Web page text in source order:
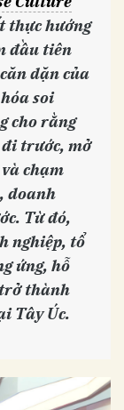
thực hướng
đầu tiên
dặn của
soi
cho rằng
trước, mở
chạm
doanh
Từ đó,
nghiệp, tổ
ứng, hỗ
thành
Tây Úc.